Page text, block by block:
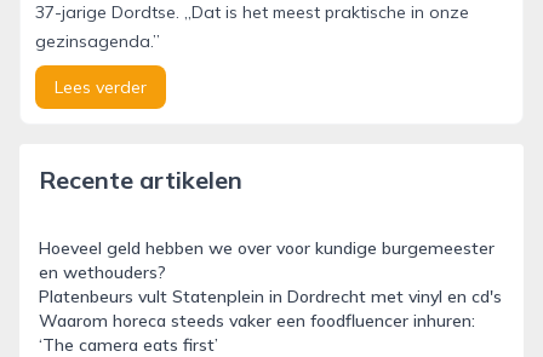
37-jarige Dordtse. ,,Dat is het meest praktische in onze
gezinsagenda.’’
Lees verder
Recente artikelen
Hoeveel geld hebben we over voor kundige burgemeester
en wethouders?
Platenbeurs vult Statenplein in Dordrecht met vinyl en cd's
Waarom horeca steeds vaker een foodfluencer inhuren:
‘The camera eats first’